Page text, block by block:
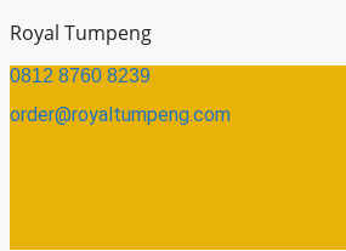
Skip
content
Royal Tumpeng
0812 8760 8239​
order@royaltumpeng.com​